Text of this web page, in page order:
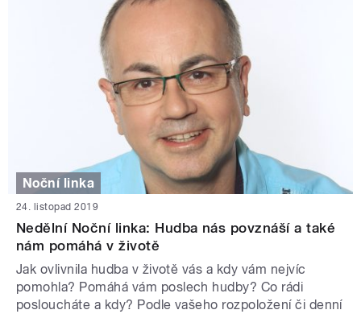
Noční linka
24. listopad 2019
Nedělní Noční linka: Hudba nás povznáší a také
nám pomáhá v životě
Jak ovlivnila hudba v životě vás a kdy vám nejvíc
pomohla? Pomáhá vám poslech hudby? Co rádi
posloucháte a kdy? Podle vašeho rozpoložení či denní